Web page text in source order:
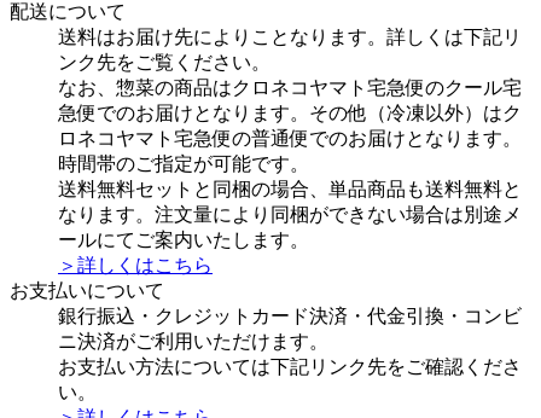
配送について
送料はお届け先によりことなります。詳しくは下記リ
ンク先をご覧ください。
なお、惣菜の商品はクロネコヤマト宅急便のクール宅
急便でのお届けとなります。その他（冷凍以外）はク
ロネコヤマト宅急便の普通便でのお届けとなります。
時間帯のご指定が可能です。
送料無料セットと同梱の場合、単品商品も送料無料と
なります。注文量により同梱ができない場合は別途メ
ールにてご案内いたします。
＞詳しくはこちら
お支払いについて
銀行振込・クレジットカード決済・代金引換・コンビ
ニ決済がご利用いただけます。
お支払い方法については下記リンク先をご確認くださ
い。